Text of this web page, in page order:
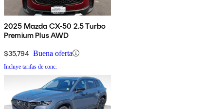
2025 Mazda CX-50 2.5 Turbo
Premium Plus AWD
$35,794 Buena oferta
Incluye tarifas de conc.